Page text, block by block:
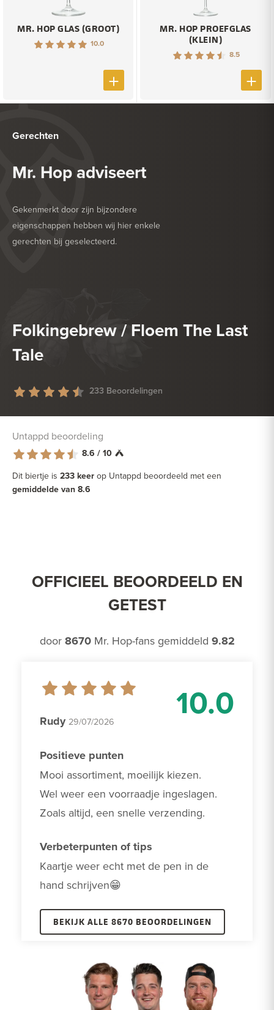
MR. HOP GLAS (GROOT)
10.0
MR. HOP PROEFGLAS
(KLEIN)
8.5
Gerechten
Mr. Hop adviseert
Gekenmerkt door zijn bijzondere
eigenschappen hebben wij hier enkele
gerechten bij geselecteerd.
HEERLIJK BIJ
Folkingebrew / Floem The Last
Tale
233 Beoordelingen
Untappd beoordeling
8.6 / 10
Dit biertje is 233 keer op Untappd beoordeeld met een
gemiddelde van 8.6
OFFICIEEL BEOORDEELD EN
GETEST
door 8670Mr. Hop-fans gemiddeld 9.82
10.0
Rudy 29/07/2026
Positieve punten
Mooi assortiment, moeilijk kiezen.
Wel weer een voorraadje ingeslagen.
Zoals altijd, een snelle verzending.
Verbeterpunten of tips
Kaartje weer echt met de pen in de
hand schrijven😁
BEKIJK ALLE 8670 BEOORDELINGEN